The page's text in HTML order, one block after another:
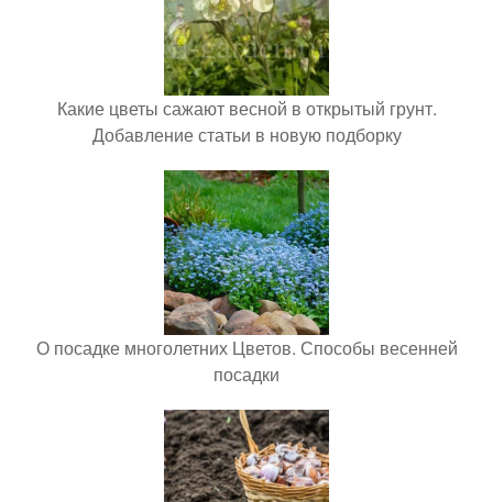
Какие цветы сажают весной в открытый грунт.
Добавление статьи в новую подборку
О посадке многолетних Цветов. Способы весенней
посадки